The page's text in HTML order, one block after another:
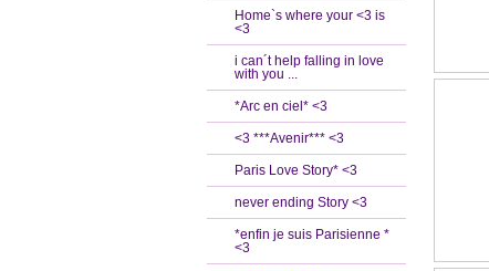
Home`s where your <3 is
<3
i can´t help falling in love
with you ...
*Arc en ciel* <3
<3 ***Avenir*** <3
Paris Love Story* <3
never ending Story <3
*enfin je suis Parisienne *
<3